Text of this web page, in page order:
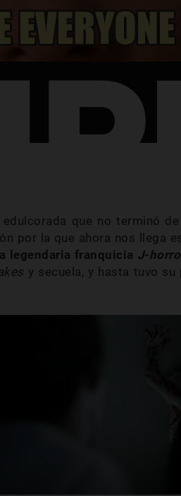
que no terminó
por la que ahora nos llega
legendaria franquicia J-
y secuela, y hasta tuvo su